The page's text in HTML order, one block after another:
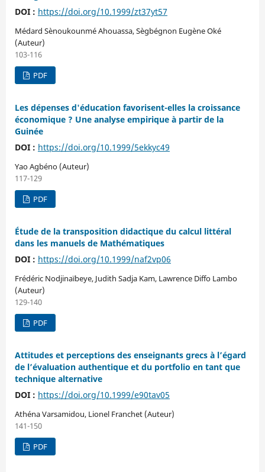
DOI : https://doi.org/10.1999/zt37yt57
Médard Sènoukounmé Ahouassa, Sègbégnon Eugène Oké
(Auteur)
103-116
PDF
Les dépenses d'éducation favorisent-elles la croissance
économique ? Une analyse empirique à partir de la
Guinée
DOI : https://doi.org/10.1999/5ekkyc49
Yao Agbéno (Auteur)
117-129
PDF
Étude de la transposition didactique du calcul littéral
dans les manuels de Mathématiques
DOI : https://doi.org/10.1999/naf2vp06
Frédéric Nodjinaïbeye, Judith Sadja Kam, Lawrence Diffo Lambo
(Auteur)
129-140
PDF
Attitudes et perceptions des enseignants grecs à l’égard
de l’évaluation authentique et du portfolio en tant que
technique alternative
DOI : https://doi.org/10.1999/e90tav05
Athéna Varsamidou, Lionel Franchet (Auteur)
141-150
PDF